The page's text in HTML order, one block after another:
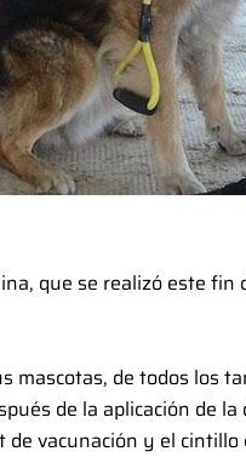
que se realizó este fin
mascotas, de todos los
de la aplicación de
vacunación y el cintillo